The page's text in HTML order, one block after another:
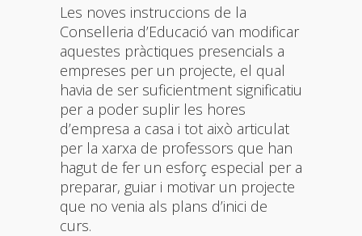
Les noves instruccions de la
Conselleria d’Educació van modificar
aquestes pràctiques presencials a
empreses per un projecte, el qual
havia de ser suficientment significatiu
per a poder suplir les hores
d’empresa a casa i tot això articulat
per la xarxa de professors que han
hagut de fer un esforç especial per a
preparar, guiar i motivar un projecte
que no venia als plans d’inici de
curs.